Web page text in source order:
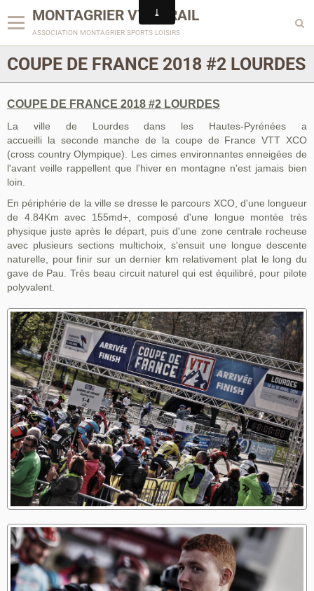
MONTAGRIER VTT-TRAIL
association montagrier sports loisirs
COUPE DE FRANCE 2018 #2 LOURDES
COUPE DE FRANCE 2018 #2 LOURDES
La ville de Lourdes dans les Hautes-Pyrénées a
accueilli la seconde manche de la coupe de France VTT XCO
(cross country Olympique). Les cimes environnantes enneigées de
l'avant veille rappellent que l'hiver en montagne n'est jamais bien
loin.
En périphérie de la ville se dresse le parcours XCO, d'une longueur
de 4.84Km avec 155md+, composé d'une longue montée très
physique juste après le départ, puis d'une zone centrale rocheuse
avec plusieurs sections multichoix, s'ensuit une longue descente
naturelle, pour finir sur un dernier km relativement plat le long du
gave de Pau. Très beau circuit naturel qui est équilibré, pour pilote
polyvalent.